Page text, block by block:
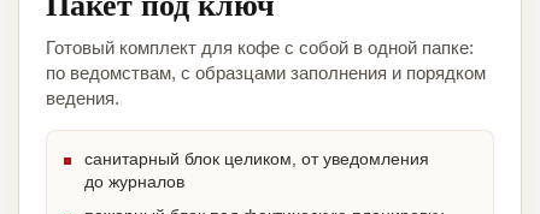
Готовый комплект для кофе с собой в одной папке:
по ведомствам, с образцами заполнения и порядком
ведения.
санитарный блок целиком, от уведомления
до журналов